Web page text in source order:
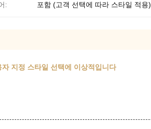
: 포함 (고객 선택에 따라 스타일 적용)
지정 스타일 선택에 이상적입니다